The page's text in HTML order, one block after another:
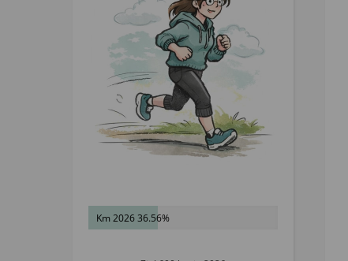
Km 2026 36.56%